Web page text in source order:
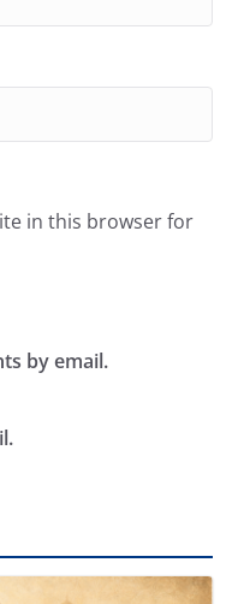
in this browser for
by email.